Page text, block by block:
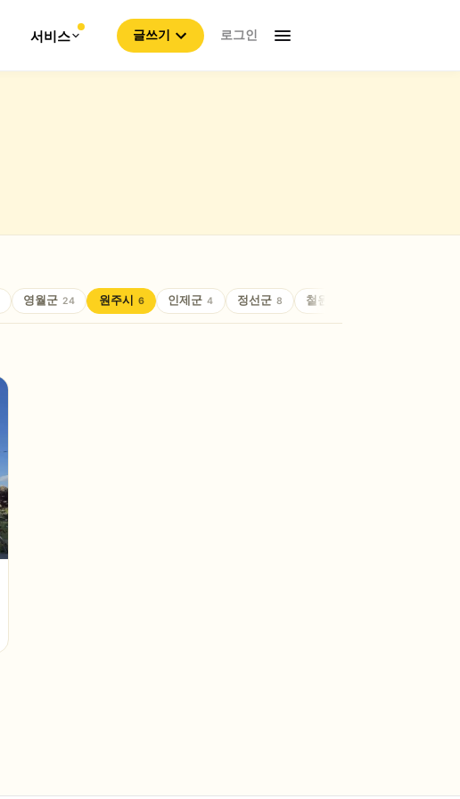
서비스 글쓰기 로그인
영월군 24 원주시 6 인제군 4 정선군 8 철원군